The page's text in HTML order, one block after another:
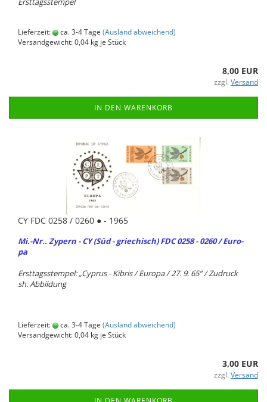
Lieferzeit: ca. 3-4 Tage (Ausland abweichend)
Versandgewicht:0,04 kg je Stück
8,00 EUR
zzgl. Versand
IN DEN WARENKORB
CY FDC 0258 / 0260 ● - 1965
Mi.-Nr.. Zy­pern - CY (Süd - grie­chisch) FDC 0258 - 0260 / Eu­ro­
pa
Erst­tags­stem­pel: „Cy­prus - Ki­bris / Eu­ro­pa / 27. 9. 65“ / Zu­druck
sh. Ab­bil­dung
Lieferzeit: ca. 3-4 Tage (Ausland abweichend)
Versandgewicht:0,04 kg je Stück
3,00 EUR
zzgl. Versand